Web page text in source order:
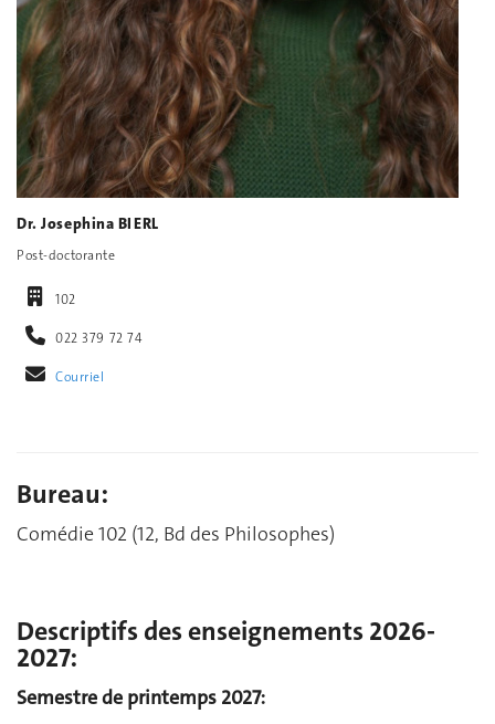
Dr. Josephina BIERL
Post-doctorante
102
022 379 72 74
Courriel
Bureau:
Comédie 102 (12, Bd des Philosophes)
Descriptifs des enseignements 2026-
2027:
Semestre de printemps 2027: